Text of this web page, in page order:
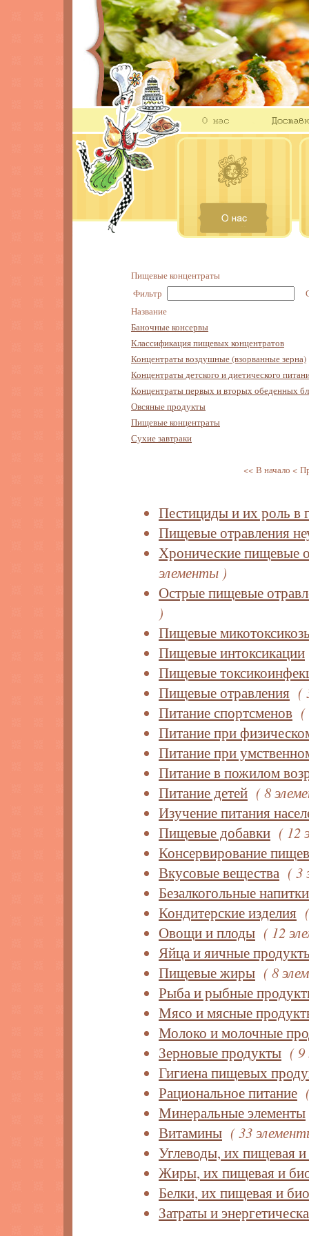
Пищевые концентраты
Фильтр
Название
Баночные консервы
Классификация пищевых концентратов
Концентраты воздушные (взорванные зерна)
Концентраты детского и диетического
Концентраты первых и вторых обеденных
Овсяные продукты
Пищевые концентраты
Сухие завтраки
<< В начало <
Пестициды и их роль в
Пищевые отравления
Хронические пищевые
элементы )
Острые пищевые
)
Пищевые
Пищевые интоксикации
Пищевые
Пищевые отравления (
Питание спортсменов
Питание при
Питание при
Питание в пожилом
Питание детей ( 8
Изучение питания
Пищевые добавки ( 12
Консервирование
Вкусовые вещества ( 3
Безалкогольные напитки
Кондитерские изделия
Овощи и плоды ( 12
Яйца и яичные
Пищевые жиры ( 8
Рыба и рыбные
Мясо и мясные
Молоко и молочные
Зерновые продукты (
Гигиена пищевых
Рациональное питание
Минеральные элементы
Витамины ( 33
Углеводы, их пищевая
Жиры, их пищевая и
Белки, их пищевая и
Затраты и